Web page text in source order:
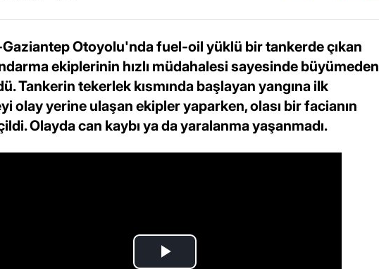
Otoyolu'nda fuel-oil yüklü bir tankerde çıkan
ekiplerinin hızlı müdahalesi sayesinde büyümeden
Tankerin tekerlek kısmında başlayan yangına ilk
olay yerine ulaşan ekipler yaparken, olası bir facianın
Olayda can kaybı ya da yaralanma yaşanmadı.